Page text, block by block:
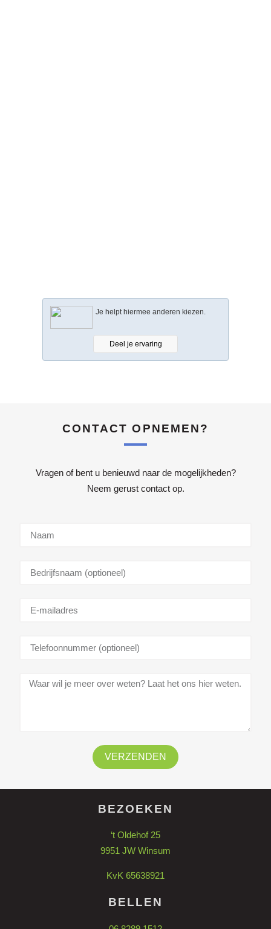
CONTACT OPNEMEN?
Vragen of bent u benieuwd naar de mogelijkheden?
Neem gerust contact op.
VERZENDEN
BEZOEKEN
‘t Oldehof 25
9951 JW Winsum
KvK 65638921
BELLEN